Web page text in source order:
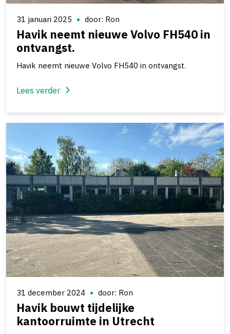
31 januari 2025 door: Ron
Havik neemt nieuwe Volvo FH540 in
ontvangst.
Havik neemt nieuwe Volvo FH540 in ontvangst.
Lees verder
31 december 2024 door: Ron
Havik bouwt tijdelijke
kantoorruimte in Utrecht